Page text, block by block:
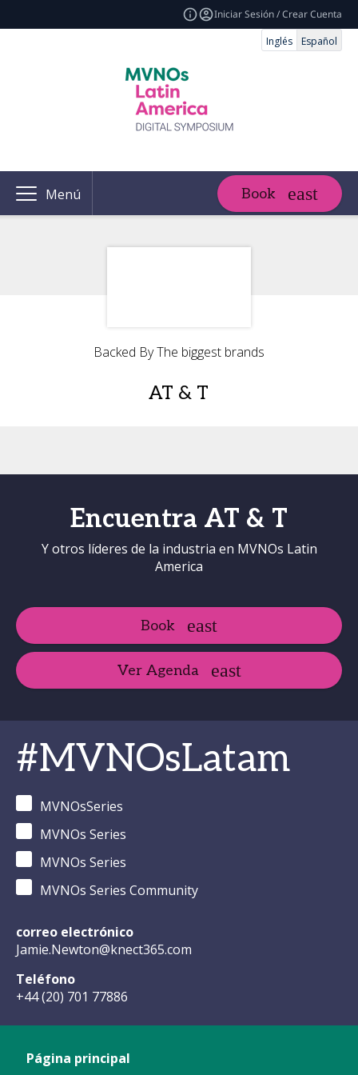
Iniciar Sesión / Crear Cuenta
Inglés
Español
Menú Book
Backed By The biggest brands
AT & T
Encuentra AT & T
Y otros líderes de la industria en MVNOs Latin
America
Book
Ver Agenda
#MVNOsLatam
MVNOsSeries
MVNOs Series
MVNOs Series
MVNOs Series Community
correo electrónico
Jamie.Newton@knect365.com
Teléfono
+44 (20) 701 77886
Página principal